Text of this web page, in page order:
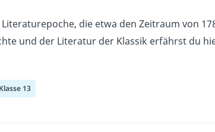
die etwa den Zeitraum von
und der Literatur der Klassik erfährst du
Klasse 13